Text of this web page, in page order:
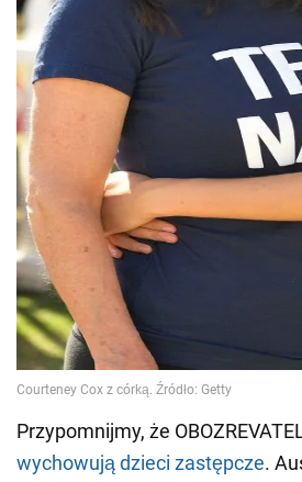
Przypomnijmy, że
wychowują dzieci zastępcze.